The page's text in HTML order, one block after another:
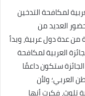
لمكافحة التدخين
(2023م)، وذلك بحضور العديد من
عدة دول عربية، وبدأ
العربية لمكافحة
ستكون داعمًا
العربي؛ ولأن
تلوث، فكرت أنها